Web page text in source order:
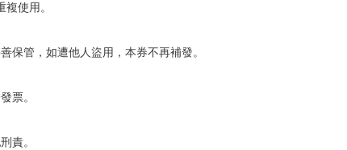
使用。
保管，如遭他人盜用，本券不再補發。
票。
責。